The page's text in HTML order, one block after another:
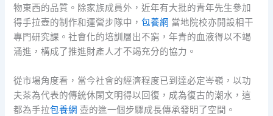
物東西的品質。除家族成員外，近年有大批的青年先生參加
得手拉壺的制作和運營步隊中，包養網 當地院校亦開設相干
專門研究課。社會化的培訓層出不窮，年青的血液得以不竭
涌進，構成了推進財產人才不竭充分的協力。
從市場角度看，當今社會的經濟程度已到達必定岑嶺，以功
夫茶為代表的傳統休閑文明得以回復，成為復古的潮水，這
都為手拉包養網 壺的進一個步驟成長傳承發明了空間。